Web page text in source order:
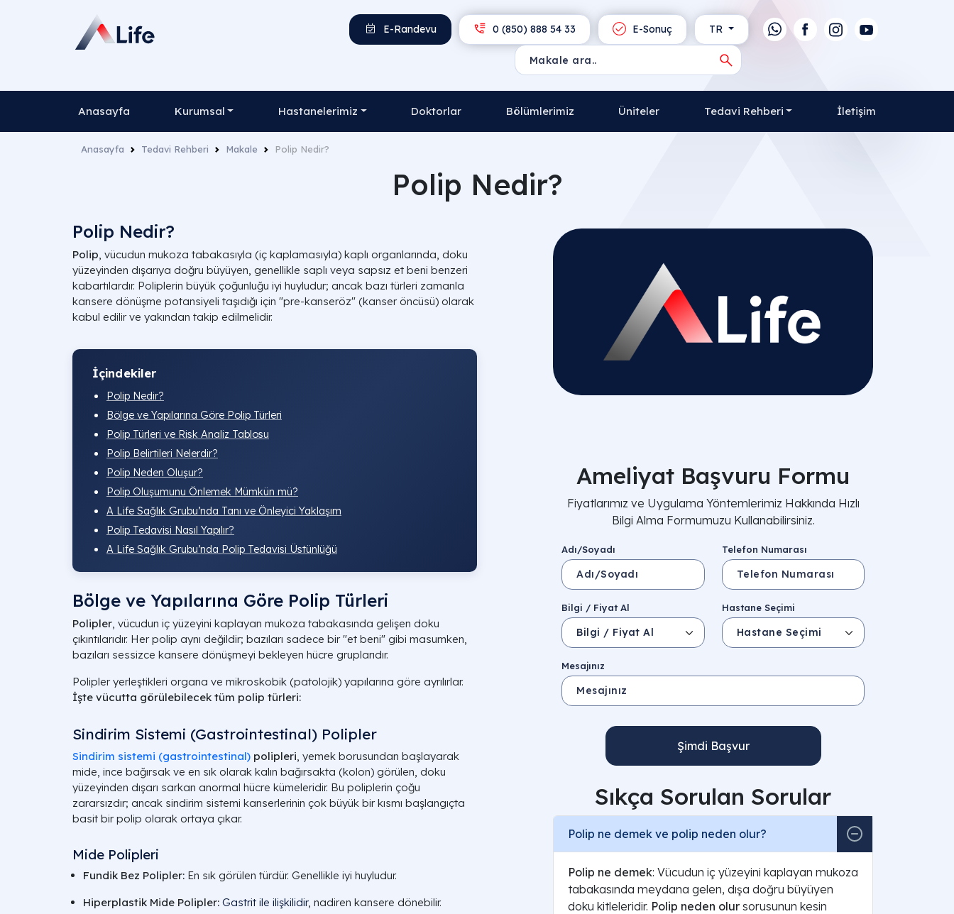
TR
E-Sonuç
0 (850) 888 54 33
E-Randevu
Anasayfa Kurumsal Hastanelerimiz Doktorlar Bölümlerimiz Üniteler Tedavi Rehberi İletişim
Anasayfa Tedavi Rehberi Makale Polip Nedir?
Polip Nedir?
Polip Nedir?
Polip, vücudun mukoza tabakasıyla (iç kaplamasıyla) kaplı organlarında, doku
yüzeyinden dışarıya doğru büyüyen, genellikle saplı veya sapsız et beni benzeri
kabartılardır. Poliplerin büyük çoğunluğu iyi huyludur; ancak bazı türleri zamanla
kansere dönüşme potansiyeli taşıdığı için "pre-kanseröz" (kanser öncüsü) olarak
kabul edilir ve yakından takip edilmelidir.
İçindekiler
Polip Nedir?
Bölge ve Yapılarına Göre Polip Türleri
Polip Türleri ve Risk Analiz Tablosu
Polip Belirtileri Nelerdir?
Polip Neden Oluşur?
Polip Oluşumunu Önlemek Mümkün mü?
A Life Sağlık Grubu’nda Tanı ve Önleyici Yaklaşım
Polip Tedavisi Nasıl Yapılır?
A Life Sağlık Grubu’nda Polip Tedavisi Üstünlüğü
Bölge ve Yapılarına Göre Polip Türleri
Polipler, vücudun iç yüzeyini kaplayan mukoza tabakasında gelişen doku
çıkıntılarıdır. Her polip aynı değildir; bazıları sadece bir "et beni" gibi masumken,
bazıları sessizce kansere dönüşmeyi bekleyen hücre gruplarıdır.
Polipler yerleştikleri organa ve mikroskobik (patolojik) yapılarına göre ayrılırlar.
İşte vücutta görülebilecek tüm polip türleri:
Sindirim Sistemi (Gastrointestinal) Polipler
Sindirim sistemi (gastrointestinal) polipleri, yemek borusundan başlayarak
mide, ince bağırsak ve en sık olarak kalın bağırsakta (kolon) görülen, doku
yüzeyinden dışarı sarkan anormal hücre kümeleridir. Bu poliplerin çoğu
zararsızdır; ancak sindirim sistemi kanserlerinin çok büyük bir kısmı başlangıçta
basit bir polip olarak ortaya çıkar.
Mide Polipleri
Fundik Bez Polipler: En sık görülen türdür. Genellikle iyi huyludur.
Hiperplastik Mide Polipler: Gastrit ile ilişkilidir, nadiren kansere dönebilir.
Ameliyat Başvuru Formu
Fiyatlarımız ve Uygulama Yöntemlerimiz Hakkında Hızlı
Bilgi Alma Formumuzu Kullanabilirsiniz.
Adı/Soyadı Telefon Numarası
Bilgi / Fiyat Al Hastane Seçimi
Mesajınız
Şimdi Başvur
Sıkça Sorulan Sorular
Polip ne demek ve polip neden olur?
Polip ne demek: Vücudun iç yüzeyini kaplayan mukoza
tabakasında meydana gelen, dışa doğru büyüyen
doku kitleleridir. Polip neden olur sorusunun kesin